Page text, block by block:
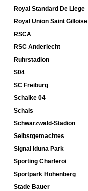
Royal Standard De Liege
Royal Union Saint Gilloise
RSCA
RSC Anderlecht
Ruhrstadion
S04
SC Freiburg
Schalke 04
Schals
Schwarzwald-Stadion
Selbstgemachtes
Signal Iduna Park
Sporting Charleroi
Sportpark Höhenberg
Stade Bauer